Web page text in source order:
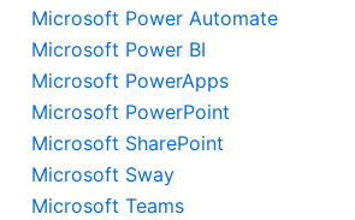
Microsoft Power Automate
Microsoft Power BI
Microsoft PowerApps
Microsoft PowerPoint
Microsoft SharePoint
Microsoft Sway
Microsoft Teams